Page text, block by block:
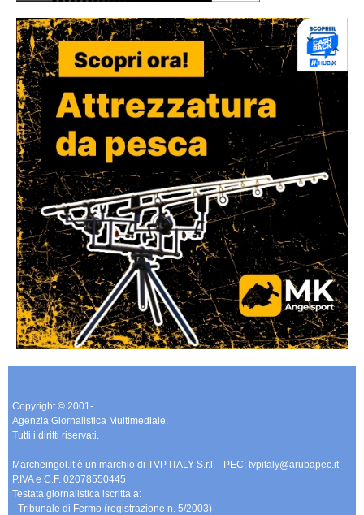
-------------------------------------------------------------
Copyright © 2001-
Agenzia Giornalistica Multimediale.
Tutti i diritti riservati.
Marcheingol.it è un marchio di TVP ITALY S.r.l. - PEC: tvpitaly@arubapec.it
P.IVA e C.F. 02078550445
Testata giornalistica iscritta a:
- Tribunale di Fermo (registrazione n. 5/2003)